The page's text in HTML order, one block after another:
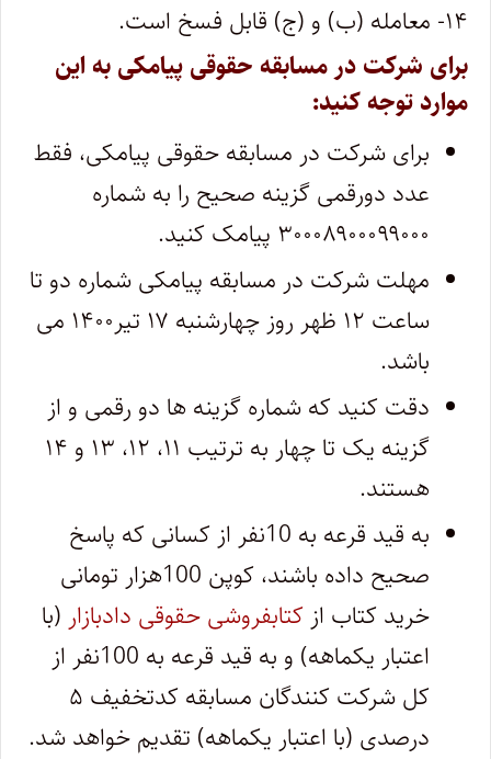
۱۴- معامله (ب) و (ج) قابل فسخ است.
برای شرکت در مسابقه حقوقی پیامکی به این
موارد توجه کنید:
برای شرکت در مسابقه حقوقی پیامکی، فقط
عدد دورقمی گزینه صحیح را به شماره
۳۰۰۰۸۹۰۰۰۹۹۰۰۰ پیامک کنید.
مهلت شرکت در مسابقه پیامکی شماره دو تا
ساعت ۱۲ ظهر روز چهارشنبه ۱۷ تیر۱۴۰۰ می
باشد.
دقت کنید که شماره گزینه ها دو رقمی و از
گزینه یک تا چهار به ترتیب ۱۱، ۱۲، ۱۳ و ۱۴
هستند.
به قید قرعه به 10نفر از کسانی که پاسخ
صحیح داده باشند، کوپن 100هزار تومانی
خرید کتاب از کتابفروشی حقوقی دادبازار (با
اعتبار یکماهه) و به قید قرعه به 100نفر از
کل شرکت کنندگان مسابقه کدتخفیف ۵
درصدی (با اعتبار یکماهه) تقدیم خواهد شد.